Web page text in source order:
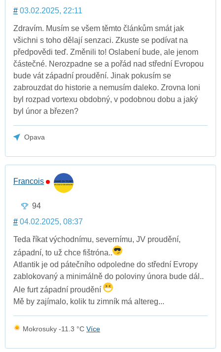
# 03.02.2025, 22:11
Zdravím. Musím se všem těmto článkům smát jak
všichni s toho dělají senzaci. Zkuste se podívat na
předpovědi teď. Změnili to! Oslabení bude, ale jenom
částečné. Nerozpadne se a pořád nad střední Evropou
bude vát západní proudění. Jinak pokusím se
zabrouzdat do historie a nemusím daleko. Zrovna loni
byl rozpad vortexu obdobný, v podobnou dobu a jaký
byl únor a březen?
Opava
Francois
94
# 04.02.2025, 08:37
Teda říkat východnímu, severnímu, JV proudění,
západní, to už chce fištróna..
Atlantik je od pátečního odpoledne do střední Evropy
zablokovaný a minimálně do poloviny února bude dál..
Ale furt západní proudění
Mě by zajímalo, kolik tu zimník má altereg...
Mokrosuky -11.3 °C Více